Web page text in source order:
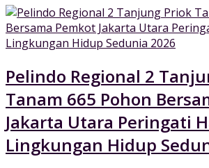
Pelindo Regional 2
Tanam 665 Pohon
Jakarta Utara Peringati
Lingkungan Hidup